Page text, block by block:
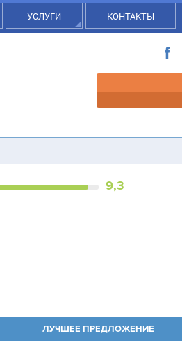
УСЛУГИ КОНТАКТЫ
9,3
ЛУЧШЕЕ ПРЕДЛОЖЕНИЕ